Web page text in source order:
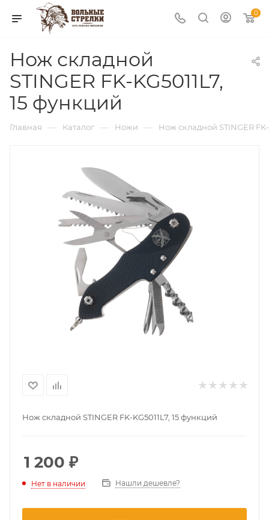
0
Нож складной
STINGER FK-KG5011L7,
15 функций
Главная — Каталог — Ножи — Нож складной STINGER
Нож складной STINGER FK-KG5011L7, 15 функций
1 200 ₽
Нет в наличии Нашли дешевле?